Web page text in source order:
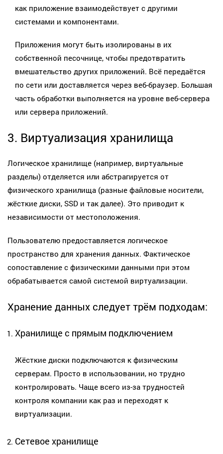
как приложение взаимодействует с другими
системами и компонентами.
Приложения могут быть изолированы в их
собственной песочнице, чтобы предотвратить
вмешательство других приложений. Всё передаётся
по сети или доставляется через веб-браузер. Большая
часть обработки выполняется на уровне веб-сервера
или сервера приложений.
3. Виртуализация хранилища
Логическое хранилище (например, виртуальные
разделы) отделяется или абстрагируется от
физического хранилища (разные файловые носители,
жёсткие диски, SSD и так далее). Это приводит к
независимости от местоположения.
Пользователю предоставляется логическое
пространство для хранения данных. Фактическое
сопоставление с физическими данными при этом
обрабатывается самой системой виртуализации.
Хранение данных следует трём подходам:
Хранилище с прямым подключением
Жёсткие диски подключаются к физическим
серверам. Просто в использовании, но трудно
контролировать. Чаще всего из-за трудностей
контроля компании как раз и переходят к
виртуализации.
Сетевое хранилище